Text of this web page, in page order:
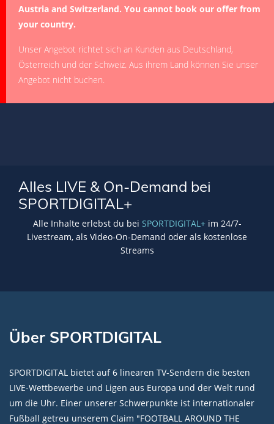
Austria and Switzerland. You cannot book our offer from
your country.
Unser Angebot richtet sich an Kunden aus Deutschland,
Österreich und der Schweiz. Aus ihrem Land können Sie unser
Angebot nicht buchen.
Alles LIVE & On-Demand bei
SPORTDIGITAL+
Alle Inhalte erlebst du bei SPORTDIGITAL+im 24/7-
Livestream, als Video-On-Demand oder als kostenlose
Streams
Über SPORTDIGITAL
SPORTDIGITAL bietet auf 6 linearen TV-Sendern die besten
LIVE-Wettbewerbe und Ligen aus Europa und der Welt rund
um die Uhr. Einer unserer Schwerpunkte ist internationaler
Fußball getreu unserem Claim "FOOTBALL AROUND THE